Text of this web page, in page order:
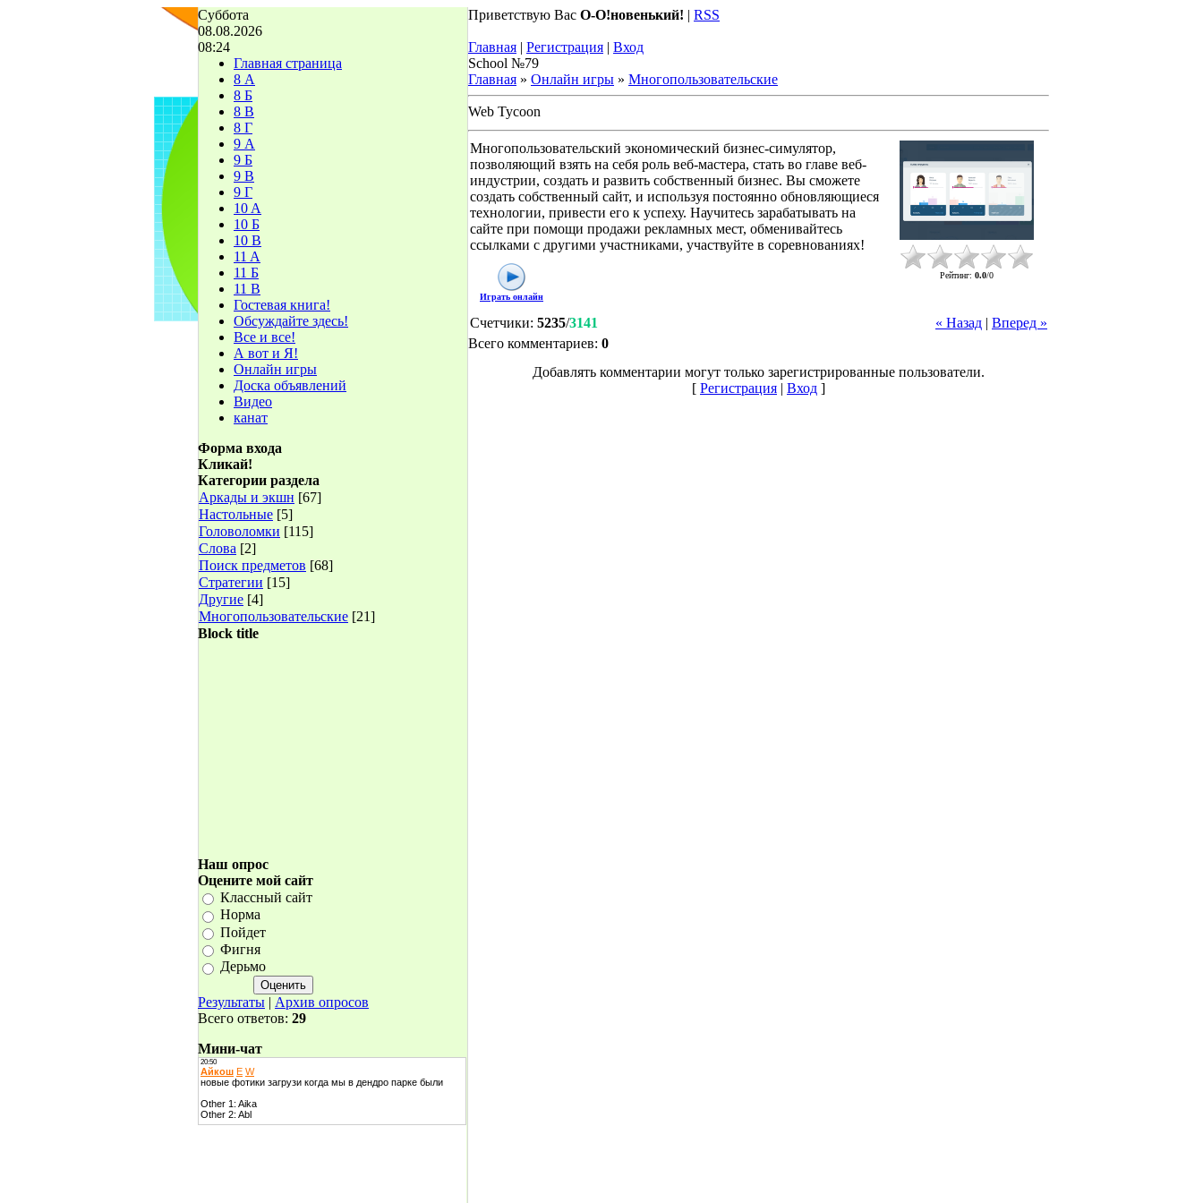
Суббота
08.08.2026
08:24
Главная страница
8 А
8 Б
8 В
8 Г
9 А
9 Б
9 В
9 Г
10 A
10 Б
10 В
11 A
11 Б
11 В
Гостевая книга!
Обсуждайте здесь!
Все и все!
А вот и Я!
Онлайн игры
Доска объявлений
Видео
канат
Форма входа
Кликай!
Категории раздела
Аркады и экшн [67]
Настольные [5]
Головоломки [115]
Слова [2]
Поиск предметов [68]
Стратегии [15]
Другие [4]
Многопользовательские [21]
Block title
Наш опрос
Оцените мой сайт
Классный сайт
Норма
Пойдет
Фигня
Дерьмо
Результаты | Архив опросов
Всего ответов: 29
Мини-чат
Приветствую Вас О-О!новенький! | RSS
Главная | Регистрация | Вход
School №79
Главная » Онлайн игры » Многопользовательские
Web Tycoon
Многопользовательский экономический бизнес-симулятор,
позволяющий взять на себя роль веб-мастера, стать во главе веб-
индустрии, создать и развить собственный бизнес. Вы сможете
создать собственный сайт, и используя постоянно обновляющиеся
технологии, привести его к успеху. Научитесь зарабатывать на
сайте при помощи продажи рекламных мест, обменивайтесь
ссылками с другими участниками, участвуйте в соревнованиях!
Играть онлайн
Рейтинг: 0.0/0
« Назад | Вперед »
Счетчики: 5235/3141
Всего комментариев: 0
Добавлять комментарии могут только зарегистрированные пользователи.
[ Регистрация | Вход ]